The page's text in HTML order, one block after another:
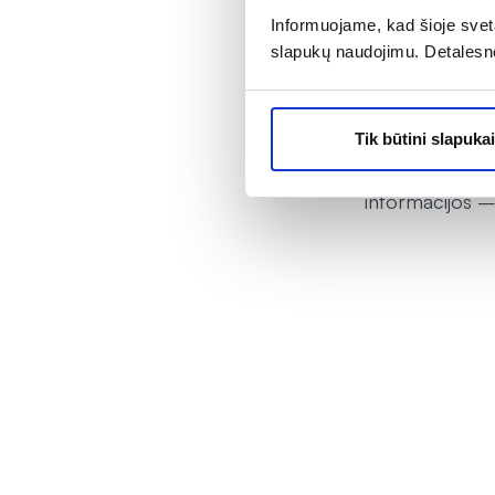
Informuojame, kad šioje
slapukų naudojimu.
Tik būtini slapukai
darbo laiką.
kitoms
pakeistas.
pasiūlymai.
vaistams ir
informacijos –